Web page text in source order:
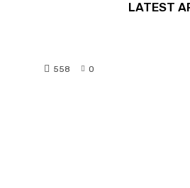
0
558
LATEST